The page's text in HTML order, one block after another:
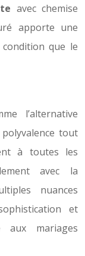
avec chemise
apporte une
que le
l’alternative
tout
à toutes les
avec la
nuances
et
aux mariages